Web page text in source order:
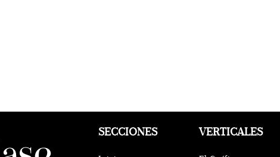
SECCIONES VERTICALES